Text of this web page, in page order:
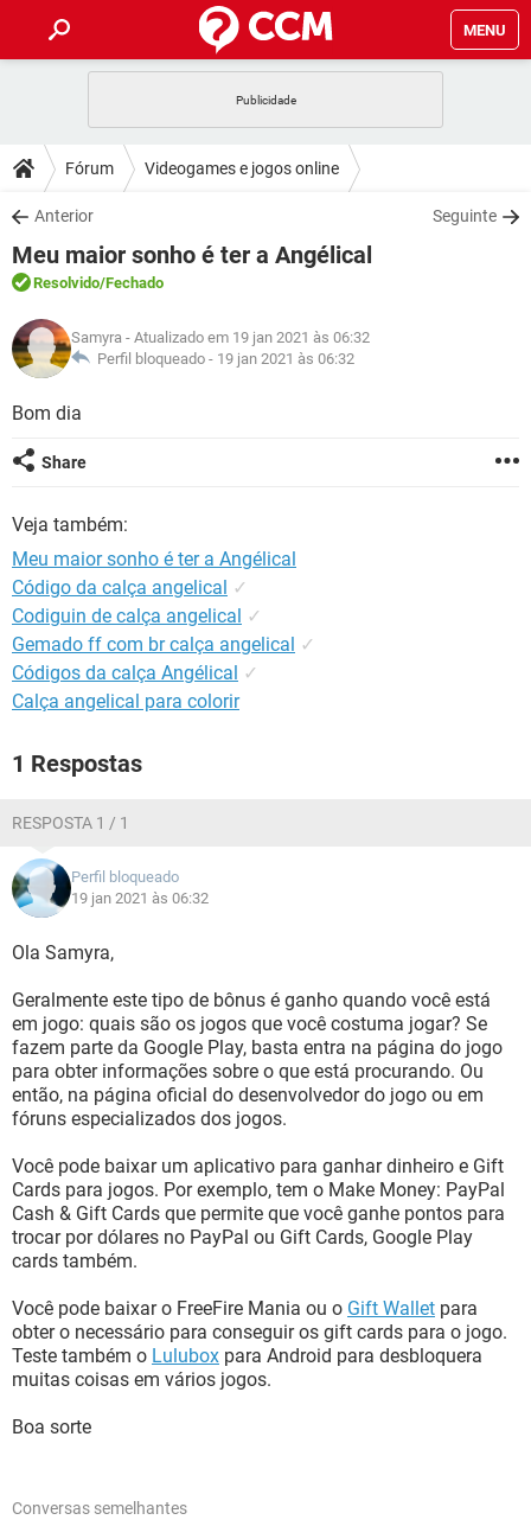
MENU
CELULAR FACEBOOK
OUTLOOK
INSTAGRAM GMAIL
GUIA DE COMPRAS
DICAS
JOGOS WHATSAPP
OUTLOOK
INSTAGRAM
GUIA DE COMPRAS
DOWNLOADS
JOGOS WHATSAPP
CELULAR
OUTLOOK EXCEL
INSTAGRAM
GUIA DE COMPRAS
FÓRUM
JOGOS
CELULAR FACEBOOK
GLOSSÁRIO
JOGOS
CELULAR
OUTLOOK
GUIA DE COMPRAS
Fórum Videogames e jogos online
Anterior Seguinte
Meu maior sonho é ter a Angélical
Resolvido/Fechado
Samyra - Atualizado em 19 jan 2021 às 06:32
Perfil bloqueado - 19 jan 2021 às 06:32
Bom dia
Share
Veja também:
Meu maior sonho é ter a Angélical
Código da calça angelical ✓
Codiguin de calça angelical ✓
Gemado ff com br calça angelical ✓
Códigos da calça Angélical ✓
Calça angelical para colorir
1 Respostas
RESPOSTA 1 / 1
Perfil bloqueado
19 jan 2021 às 06:32
Ola Samyra,
Geralmente este tipo de bônus é ganho quando você está
em jogo: quais são os jogos que você costuma jogar? Se
fazem parte da Google Play, basta entra na página do jogo
para obter informações sobre o que está procurando. Ou
então, na página oficial do desenvolvedor do jogo ou em
fóruns especializados dos jogos.
Você pode baixar um aplicativo para ganhar dinheiro e Gift
Cards para jogos. Por exemplo, tem o Make Money: PayPal
Cash & Gift Cards que permite que você ganhe pontos para
trocar por dólares no PayPal ou Gift Cards, Google Play
cards também.
Você pode baixar o FreeFire Mania ou o Gift Wallet para
obter o necessário para conseguir os gift cards para o jogo.
Teste também o Lulubox para Android para desbloquera
muitas coisas em vários jogos.
Boa sorte
Conversas semelhantes